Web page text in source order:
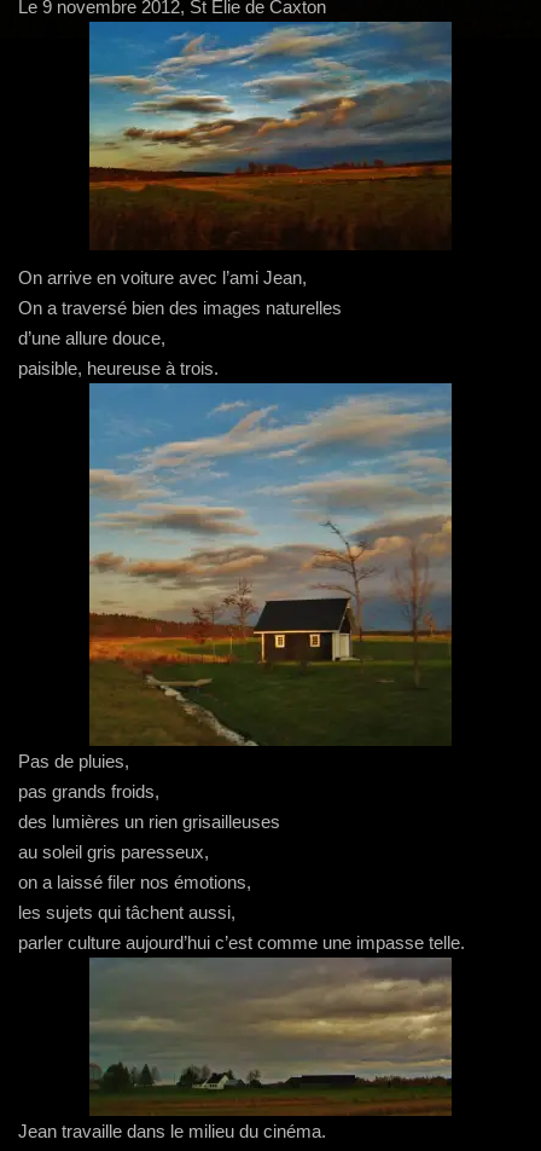
Le 9 novembre 2012, St Elie de Caxton
On arrive en voiture avec l’ami Jean,
On a traversé bien des images naturelles
d’une allure douce,
paisible, heureuse à trois.
Pas de pluies,
pas grands froids,
des lumières un rien grisailleuses
au soleil gris paresseux,
on a laissé filer nos émotions,
les sujets qui tâchent aussi,
parler culture aujourd’hui c’est comme une impasse telle.
Jean travaille dans le milieu du cinéma.